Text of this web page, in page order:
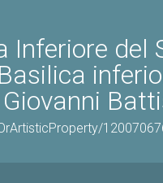
Inferiore del